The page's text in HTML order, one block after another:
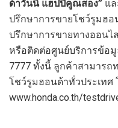
ด้าวันนี้ แฮปปี้คูณสอง” แ
ปรึกษาการขายโชว์รูมฮ
ปรึกษาการขายทางออนไล
หรือติดต่อศูนย์บริการข้อมู
7777 ทั้งนี้ ลูกค้าสามาร
โชว์รูมฮอนด้าทั่วประเทศ
www.honda.co.th/